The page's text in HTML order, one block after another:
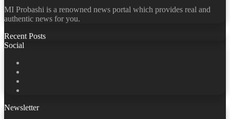
MI Probashi is a renowned news portal which provides real and
authentic news for you.
Recent Posts
Social
Newsletter